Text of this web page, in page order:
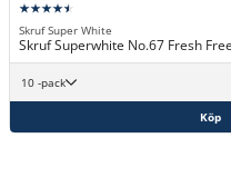
Skruf Super White
Skruf Superwhite No.67 Fresh
10 -pack
Köp